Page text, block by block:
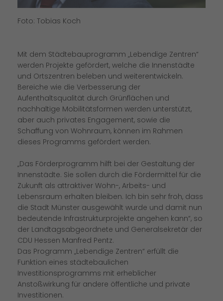
Foto: Tobias Koch
Mit dem Städtebauprogramm „Lebendige Zentren“
werden Projekte gefördert, welche die Innenstädte
und Ortszentren beleben und weiterentwickeln.
Bereiche wie die Verbesserung der
Aufenthaltsqualität durch Grünflächen und
nachhaltige Mobilitätsformen werden unterstützt,
aber auch privates Engagement, sowie die
Schaffung von Wohnraum, können im Rahmen
dieses Programms gefördert werden.
Das Förderprogramm hilft bei der Gestaltung der
Innenstädte. Sie sollen durch die Fördermittel für die
Zukunft als attraktiver Wohn-, Arbeits- und
Lebensraum erhalten bleiben. Ich bin sehr froh, dass
die Stadt Münster ausgewählt wurde und damit nun
bedeutende Infrastrukturprojekte angehen kann“, so
der Landtagsabgeordnete und Generalsekretär der
CDU Hessen Manfred Pentz.
Das Programm „Lebendige Zentren“ erfüllt die
Funktion eines städtebaulichen
Investitionsprogramms mit erheblicher
Anstoßwirkung für andere öffentliche und private
Investitionen.